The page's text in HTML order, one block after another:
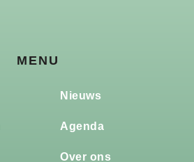
MENU
Nieuws
Agenda
Over ons